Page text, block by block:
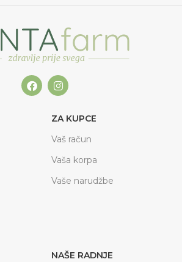
ZA KUPCE
Vaš račun
Vaša korpa
Vaše narudžbe
NAŠE RADNJE